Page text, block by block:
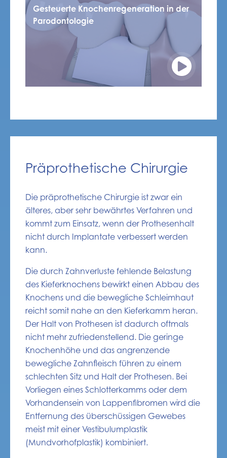
Gesteuerte Knochenregeneration in der
Parodontologie
Präprothetische Chirurgie
Die präprothetische Chirurgie ist zwar ein
älteres, aber sehr bewährtes Verfahren und
kommt zum Einsatz, wenn der Prothesenhalt
nicht durch Implantate verbessert werden
kann.
Die durch Zahnverluste fehlende Belastung
des Kieferknochens bewirkt einen Abbau des
Knochens und die bewegliche Schleimhaut
reicht somit nahe an den Kieferkamm heran.
Der Halt von Prothesen ist dadurch oftmals
nicht mehr zufriedenstellend. Die geringe
Knochenhöhe und das angrenzende
bewegliche Zahnfleisch führen zu einem
schlechten Sitz und Halt der Prothesen. Bei
Vorliegen eines Schlotterkamms oder dem
Vorhandensein von Lappenfibromen wird die
Entfernung des überschüssigen Gewebes
meist mit einer Vestibulumplastik
(Mundvorhofplastik) kombiniert.